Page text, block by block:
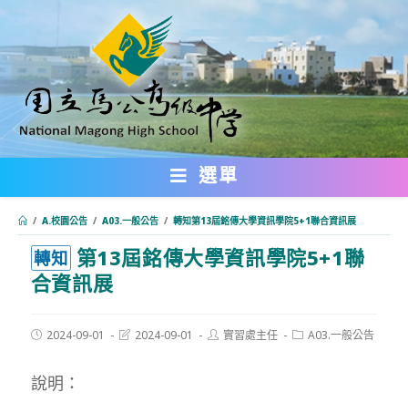
轉
主
要
內
選單
/ A.校園公告 / A03.一般公告 / 轉知第13屆銘傳大學資訊學院5+1聯合資訊展
轉知 第13屆銘傳大學資訊學院5+1聯
合資訊展
Post2024-09-01
Post2024-09-01
Post實習處主任
PostA03.一般公告
說明：